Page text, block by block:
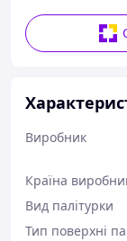
Виробник
Країна
Вид палітурки
Тип поверхні